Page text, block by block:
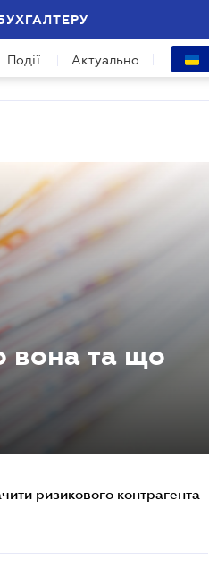
Події Актуально
вона та що
ризикового контрагента